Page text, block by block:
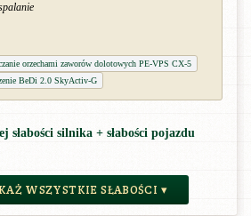
orzechami zaworów dolotowych PE-VPS CX-5
BeDi 2.0 SkyActiv-G
słabości silnika + słabości pojazdu
WSZYSTKIE SŁABOŚCI ▾